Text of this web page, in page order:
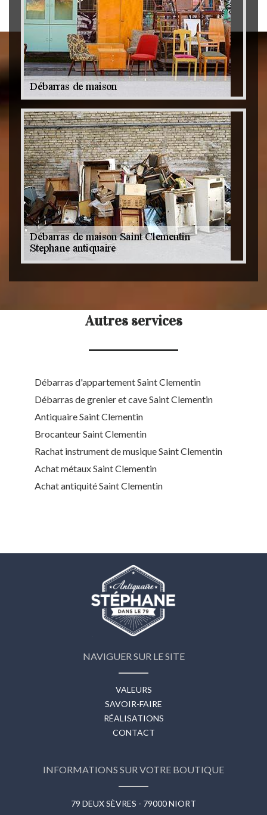
Achat antiquité 79
Autres services
Débarras d'appartement Saint Clementin
Débarras de grenier et cave Saint Clementin
Antiquaire Saint Clementin
Brocanteur Saint Clementin
Rachat instrument de musique Saint Clementin
Achat métaux Saint Clementin
Achat antiquité Saint Clementin
NAVIGUER SUR LE SITE
VALEURS
SAVOIR-FAIRE
RÉALISATIONS
CONTACT
INFORMATIONS SUR VOTRE BOUTIQUE
79 DEUX SÈVRES - 79000 NIORT